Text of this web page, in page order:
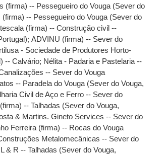
(firma) -- Pessegueiro do Vouga (Sever do
(firma) -- Pessegueiro do Vouga (Sever do
(firma) -- Construção civil --
;ADVINU (firma) -- Sever do
- Sociedade de Produtores Horto-
-- Calvário; Nélita - Padaria e Pastelaria --
-- Sever do Vouga
-- Paradela do Vouga (Sever do Vouga,
Civil de Aço e Ferro -- Sever do
-- Talhadas (Sever do Vouga,
& Martins. Gineto Services -- Sever do
Ferreira (firma) -- Rocas do Vouga
Metalomecânicas -- Sever do
& R -- Talhadas (Sever do Vouga,